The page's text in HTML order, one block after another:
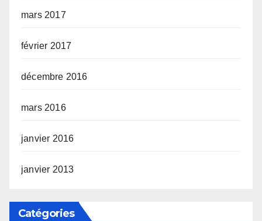
mars 2017
février 2017
décembre 2016
mars 2016
janvier 2016
janvier 2013
Catégories